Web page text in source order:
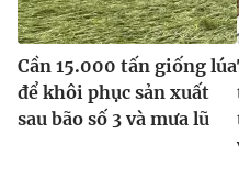
Cần 15.000 tấn giống lúa
để khôi phục sản xuất
sau bão số 3 và mưa lũ